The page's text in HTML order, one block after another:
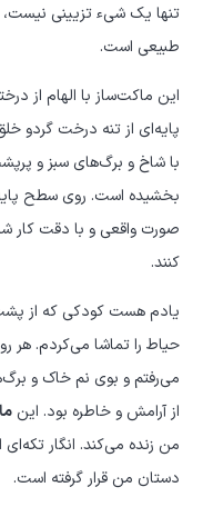
تنها یک شیء تزیینی نیست،
طبیعی است.
این ماکت‌ساز با الهام از
پایه‌ای از تنه درخت گردو
با شاخ و برگ‌های سبز و
بخشیده است. روی سطح
صورت واقعی و با دقت کار
کنند.
یادم هست کودکی که از
حیاط را تماشا می‌کردم. هر
می‌رفتم و بوی نم خاک و
از آرامش و خاطره بود. این
من زنده می‌کند. انگار
دستان من قرار گرفته است.